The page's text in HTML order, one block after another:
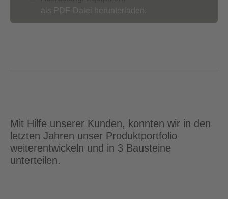
als PDF-Datei herunterladen.
Mit Hilfe unserer Kunden, konnten wir in den
letzten Jahren unser Produktportfolio
weiterentwickeln und in 3 Bausteine
unterteilen.